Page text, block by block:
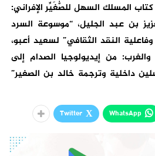
المسلك السهل للصُّغَيِّر الإفراني:
بن عبد الجليل، “موسوعة السرد
النقد الثقافي” لسعيد أعبو،
من إيديولوجيا الصدام إلى
داخلية وترجمة خالد بن الصغير”
WhatsApp
Twitter